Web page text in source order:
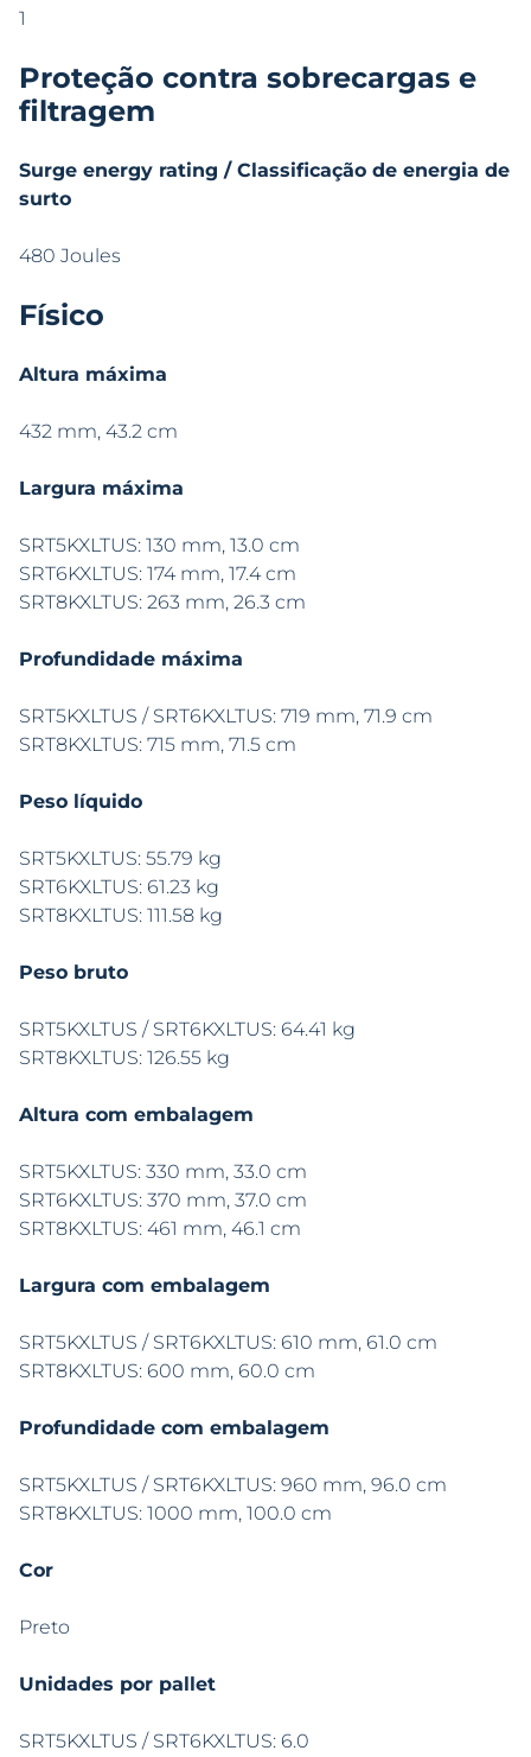
1
Proteção contra sobrecargas e
filtragem
Surge energy rating / Classificação de energia de
surto
480 Joules
Físico
Altura máxima
432 mm, 43.2 cm
Largura máxima
SRT5KXLTUS: 130 mm, 13.0 cm
SRT6KXLTUS: 174 mm, 17.4 cm
SRT8KXLTUS: 263 mm, 26.3 cm
Profundidade máxima
SRT5KXLTUS / SRT6KXLTUS: 719 mm, 71.9 cm
SRT8KXLTUS: 715 mm, 71.5 cm
Peso líquido
SRT5KXLTUS: 55.79 kg
SRT6KXLTUS: 61.23 kg
SRT8KXLTUS: 111.58 kg
Peso bruto
SRT5KXLTUS / SRT6KXLTUS: 64.41 kg
SRT8KXLTUS: 126.55 kg
Altura com embalagem
SRT5KXLTUS: 330 mm, 33.0 cm
SRT6KXLTUS: 370 mm, 37.0 cm
SRT8KXLTUS: 461 mm, 46.1 cm
Largura com embalagem
SRT5KXLTUS / SRT6KXLTUS: 610 mm, 61.0 cm
SRT8KXLTUS: 600 mm, 60.0 cm
Profundidade com embalagem
SRT5KXLTUS / SRT6KXLTUS: 960 mm, 96.0 cm
SRT8KXLTUS: 1000 mm, 100.0 cm
Cor
Preto
Unidades por pallet
SRT5KXLTUS / SRT6KXLTUS: 6.0